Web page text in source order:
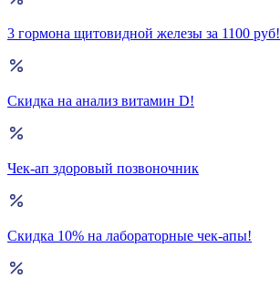
3 гормона щитовидной железы за 1100 руб!
Скидка на анализ витамин D!
Чек-ап здоровый позвоночник
Скидка 10% на лабораторные чек-апы!